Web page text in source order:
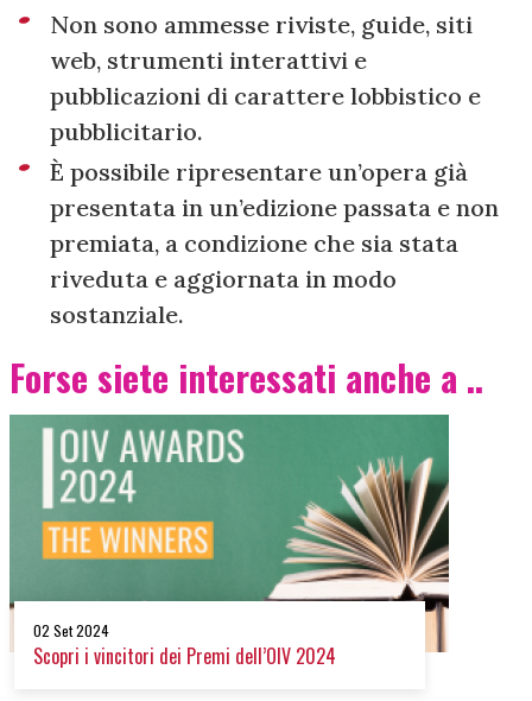
Non sono ammesse riviste, guide, siti
web, strumenti interattivi e
pubblicazioni di carattere lobbistico e
pubblicitario.
È possibile ripresentare un’opera già
presentata in un’edizione passata e non
premiata, a condizione che sia stata
riveduta e aggiornata in modo
sostanziale.
Forse siete interessati anche a ..
02 Set 2024
Scopri i vincitori dei Premi dell’OIV 2024